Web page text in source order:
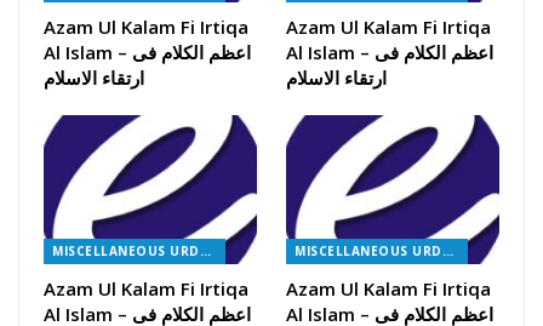
Azam Ul Kalam Fi Irtiqa
Al Islam – اعظم الکلام فی
ارتقاء الاسلام
Azam Ul Kalam Fi Irtiqa
Al Islam – اعظم الکلام فی
ارتقاء الاسلام
MISCELLANEOUS URDU BOOKS
Azam Ul Kalam Fi Irtiqa
Al Islam – اعظم الکلام فی
MISCELLANEOUS URDU BOOKS
Azam Ul Kalam Fi Irtiqa
Al Islam – اعظم الکلام فی